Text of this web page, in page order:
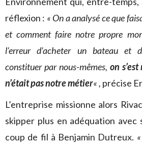
réflexion : « On a analysé ce que
et comment faire notre propre
l’erreur d’acheter un bateau et
constituer par nous-mêmes, on
n’était pas notre métier« , précise
L’entreprise missionne alors
skipper plus en adéquation avec
coup de fil à Benjamin Dutreux. «